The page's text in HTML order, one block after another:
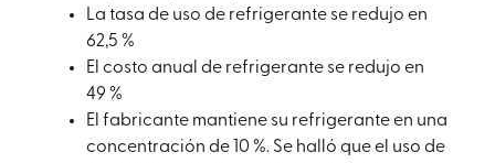
La tasa de uso de refrigerante se redujo en
62,5 %
El costo anual de refrigerante se redujo en
49 %
El fabricante mantiene su refrigerante en una
concentración de 10 %. Se halló que el uso de